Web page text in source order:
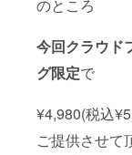
のところ
今回クラウド
グ限定で
¥4,980(税込
ご提供させて